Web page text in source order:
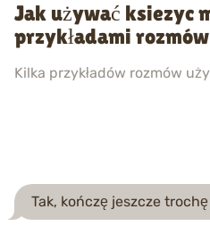
Jak używać ksiezyc
przykładami
Kilka przykładów rozmów
Tak, kończę jeszcze